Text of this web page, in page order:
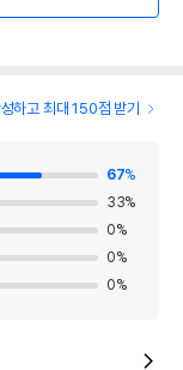
하고 최대 150점 받기
67%
33%
0%
0%
0%